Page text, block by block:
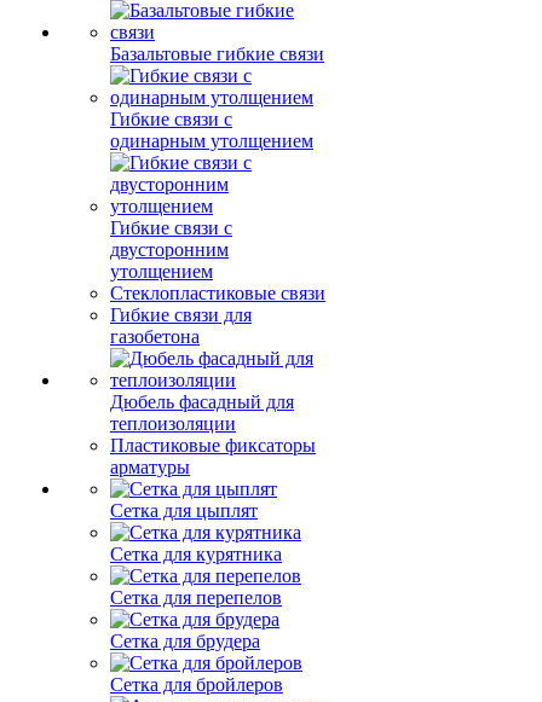
Базальтовые гибкие связи
Гибкие связи с
одинарным утолщением
Гибкие связи с
двусторонним
утолщением
Стеклопластиковые связи
Гибкие связи для
газобетона
Дюбель фасадный для
теплоизоляции
Пластиковые фиксаторы
арматуры
Сетка для цыплят
Сетка для курятника
Сетка для перепелов
Сетка для брудера
Сетка для бройлеров